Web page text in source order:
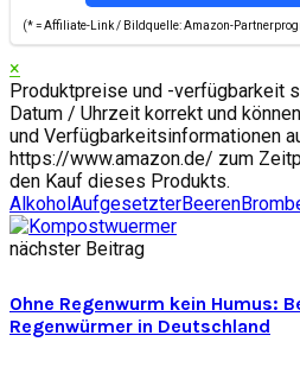
(* = Affiliate-Link / Bildquelle: Amazon-
×
Produktpreise und -verfügbarkeit
Datum / Uhrzeit korrekt und
und Verfügbarkeitsinformationen
https://www.amazon.de/ zum
den Kauf dieses Produkts.
AlkoholAufgesetzterBeeren
nächster Beitrag
Ohne Regenwurm kein Humus:
Regenwürmer in Deutschland